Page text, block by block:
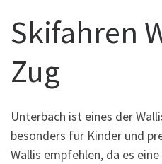
Skifahren
Zug
Unterbäch ist eines der
besonders für Kinder und
Wallis empfehlen, da es